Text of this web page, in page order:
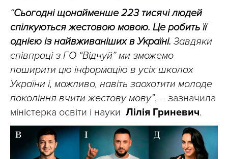
“Сьогодні щонайменше 223 тисячі людей
спілкуються жестовою мовою. Це робить її
однією із найвживаніших в Україні. Завдяки
співпраці з ГО “Відчуй” ми зможемо
поширити цю інформацію в усіх школах
України і, можливо, навіть заохотити молоде
покоління вчити жестову мову”, – зазначила
міністерка освіти і науки Лілія Гриневич.